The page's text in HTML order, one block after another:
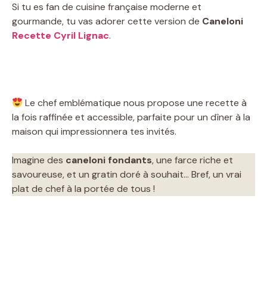
Si tu es fan de cuisine française moderne et
gourmande, tu vas adorer cette version de Caneloni
Recette Cyril Lignac.
Le chef emblématique nous propose une recette à
la fois raffinée et accessible, parfaite pour un dîner à la
maison qui impressionnera tes invités.
Imagine des caneloni fondants, une farce riche et
savoureuse, et un gratin doré à souhait… Bref, un vrai
plat de chef à la portée de tous !